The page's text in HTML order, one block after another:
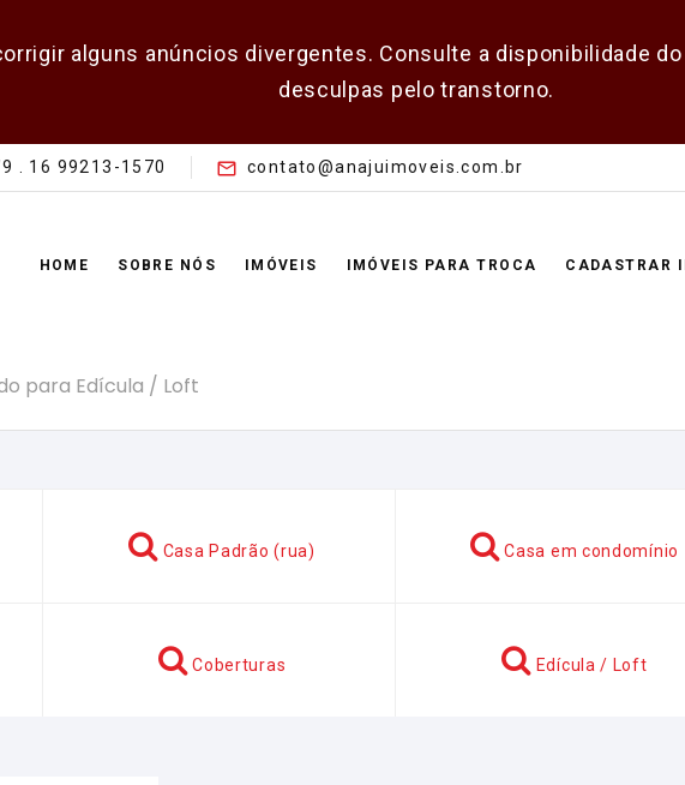
alguns anúncios divergentes. Consulte a disponibilidade
desculpas pelo transtorno.
. 16 99213-1570 contato@anajuimoveis.com.br
HOME SOBRE NÓS IMÓVEIS IMÓVEIS PARA TROCA CADASTRAR
para Edícula / Loft
Casa Padrão (rua) Casa em condomínio
Coberturas Edícula / Loft